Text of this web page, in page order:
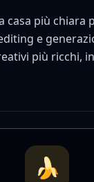
casa più chiara
e
più ricchi,
🍌